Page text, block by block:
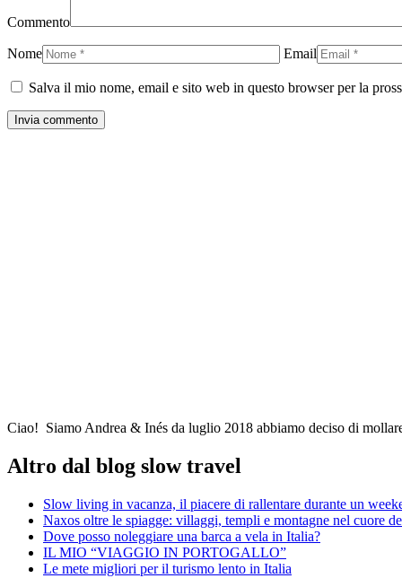
Commento
Nome Email
Salva il mio nome, email e sito web in questo browser per la
Ciao! Siamo Andrea & Inés da luglio 2018 abbiamo deciso di
Altro dal blog slow travel
Slow living in vacanza, il piacere di rallentare durante un
Naxos oltre le spiagge: villaggi, templi e montagne nel cuore
Dove posso noleggiare una barca a vela in Italia?
IL MIO “VIAGGIO IN PORTOGALLO”
Le mete migliori per il turismo lento in Italia